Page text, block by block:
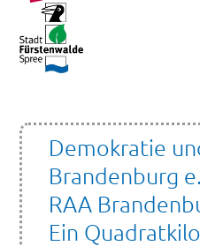
Demokratie
Brandenburg
RAA
Ein